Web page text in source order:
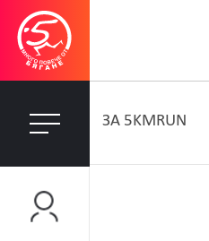
ЗA 5KMRUN